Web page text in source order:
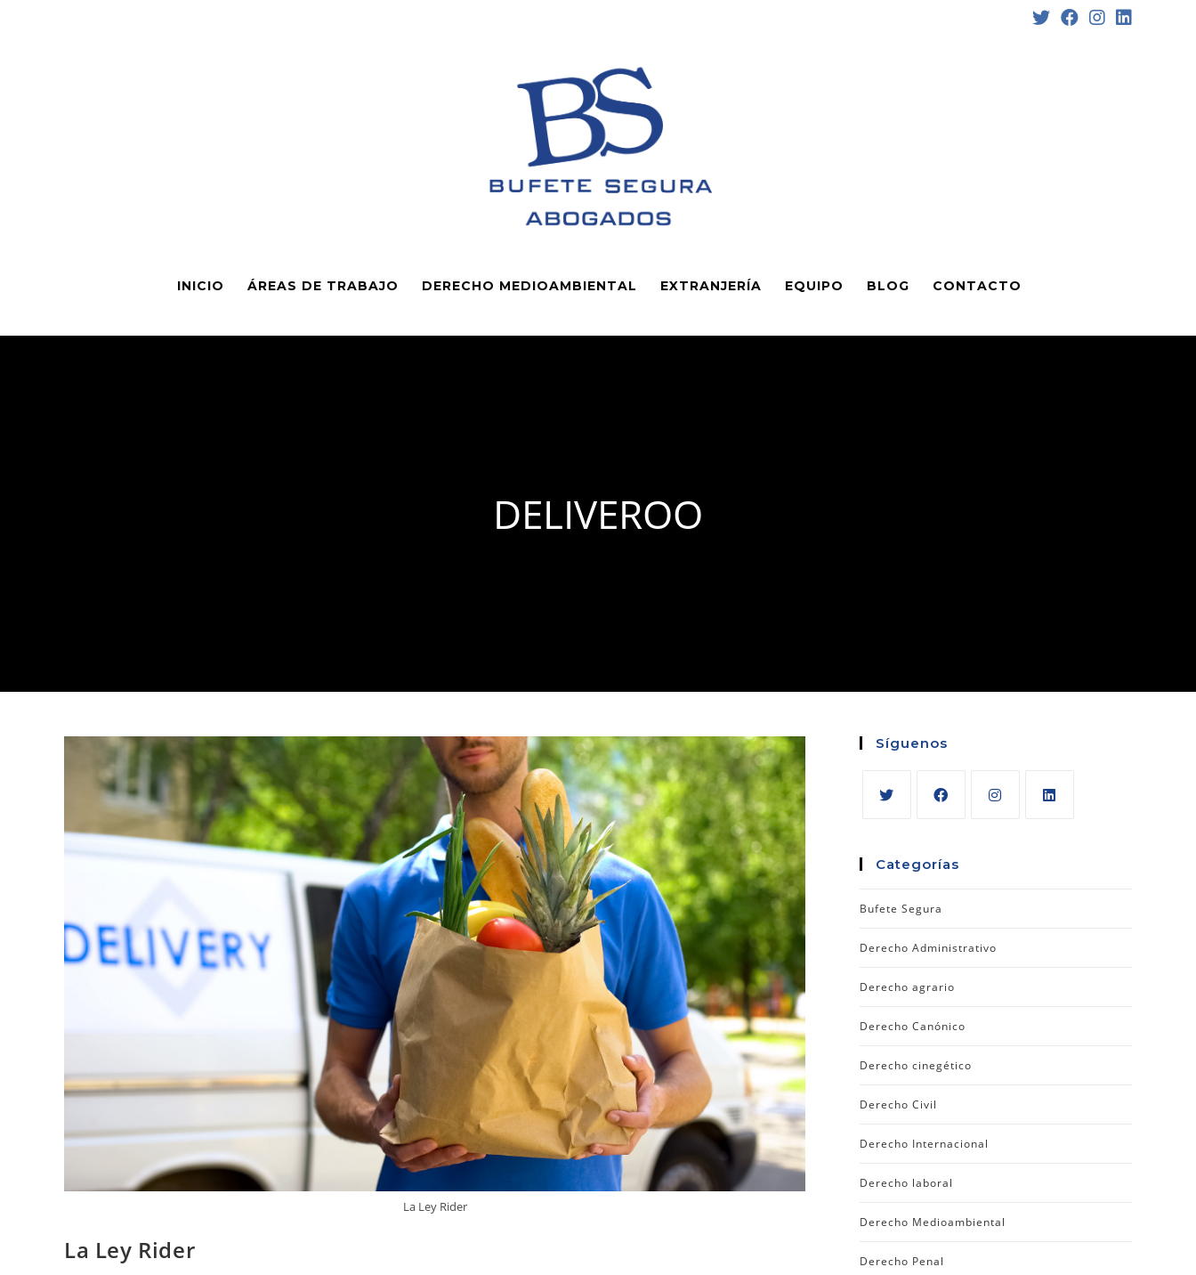
INICIO ÁREAS DE TRABAJO DERECHO MEDIOAMBIENTAL EXTRANJERÍA EQUIPO BLOG CONTACTO
DELIVEROO
La Ley Rider
La Ley Rider
Síguenos
Categorías
Bufete Segura
Derecho Administrativo
Derecho agrario
Derecho Canónico
Derecho cinegético
Derecho Civil
Derecho Internacional
Derecho laboral
Derecho Medioambiental
Derecho Penal